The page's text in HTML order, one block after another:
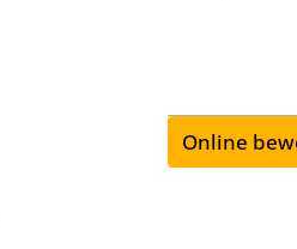
Online